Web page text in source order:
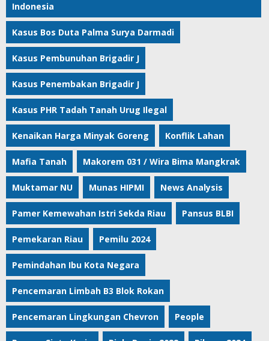
Indonesia
Kasus Bos Duta Palma Surya Darmadi
Kasus Pembunuhan Brigadir J
Kasus Penembakan Brigadir J
Kasus PHR Tadah Tanah Urug Ilegal
Kenaikan Harga Minyak Goreng Konflik Lahan
Mafia Tanah Makorem 031 / Wira Bima Mangkrak
Muktamar NU Munas HIPMI News Analysis
Pamer Kemewahan Istri Sekda Riau Pansus BLBI
Pemekaran Riau Pemilu 2024
Pemindahan Ibu Kota Negara
Pencemaran Limbah B3 Blok Rokan
Pencemaran Lingkungan Chevron People